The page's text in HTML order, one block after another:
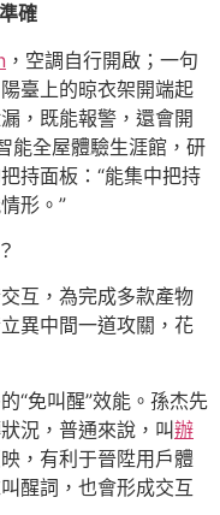
確
，空調自行開啟；一句
臺上的晾衣架開端起
，既能報警，還會開
能全屋體驗生涯館，研
持面板：“能集中把持
形。”
互，為完成多款產物
異中間一道攻關，花
“免叫醒”效能。孫杰先
況，普通來說，叫辦
，有利于晉陞用戶體
醒詞，也會形成交互